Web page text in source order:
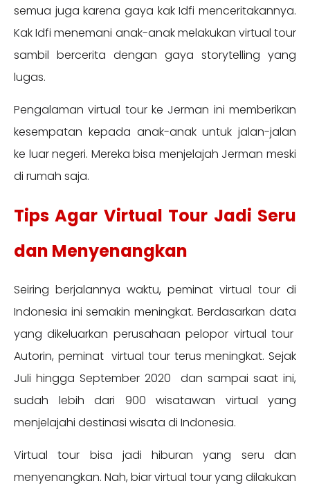
semua juga karena gaya kak Idfi menceritakannya.
Kak Idfi menemani anak-anak melakukan virtual tour
sambil bercerita dengan gaya storytelling yang
lugas.
Pengalaman virtual tour ke Jerman ini memberikan
kesempatan kepada anak-anak untuk jalan-jalan
ke luar negeri. Mereka bisa menjelajah Jerman meski
di rumah saja.
Tips Agar Virtual Tour Jadi Seru
dan Menyenangkan
Seiring berjalannya waktu, peminat virtual tour di
Indonesia ini semakin meningkat. Berdasarkan data
yang dikeluarkan perusahaan pelopor virtual tour
Autorin, peminat virtual tour terus meningkat. Sejak
Juli hingga September 2020 dan sampai saat ini,
sudah lebih dari 900 wisatawan virtual yang
menjelajahi destinasi wisata di Indonesia.
Virtual tour bisa jadi hiburan yang seru dan
menyenangkan. Nah, biar virtual tour yang dilakukan